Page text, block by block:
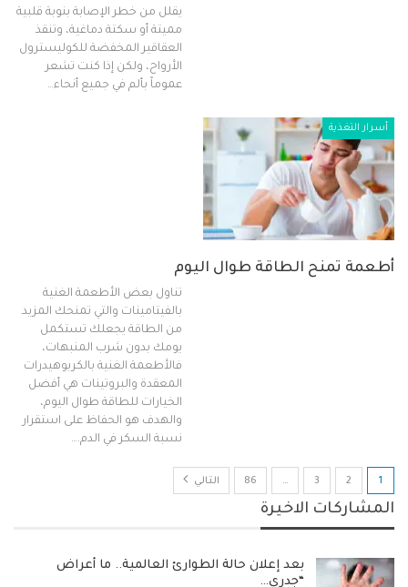
يقلل من خطر الإصابة بنوبة قلبية
مميتة أو سكتة دماغية، وتنقذ
العقاقير المخفضة للكوليسترول
الأرواح، ولكن إذا كنت تشعر
عموماً بألم في جميع أنحاء…
أسرار التغذية
أطعمة تمنح الطاقة طوال اليوم
تناول بعض الأطعمة الغنية
بالفيتامينات والتي تمنحك المزيد
من الطاقة يجعلك تستكمل
يومك بدون شرب المنبهات،
فالأطعمة الغنية بالكربوهيدرات
المعقدة والبروتينات هي أفضل
الخيارات للطاقة طوال اليوم،
والهدف هو الحفاظ على استقرار
نسبة السكر في الدم.…
1
2
3
…
86 التالي
المشاركات الاخيرة
بعد إعلان حالة الطوارئ العالمية.. ما أعراض
“جدري…